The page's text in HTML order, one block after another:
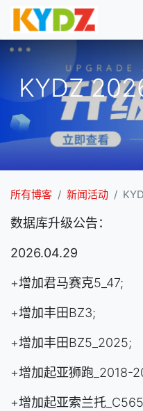
KYDZ
所有博客 新闻活动
数据库升级公告：
2026.04.29
+增加君马赛克5_47;
+增加丰田BZ3;
+增加丰田BZ5_2025;
+增加起亚狮跑_2018-
+增加起亚索兰托